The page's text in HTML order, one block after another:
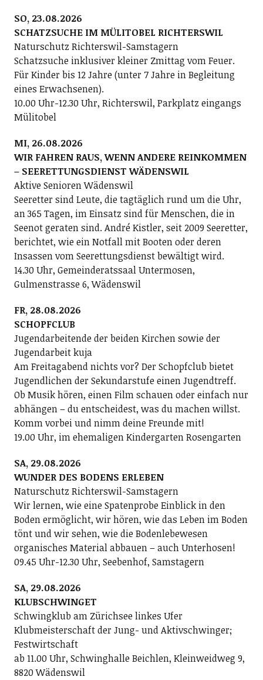
SO, 23.08.2026
SCHATZSUCHE IM MÜLITOBEL RICHTERSWIL
Naturschutz Richterswil-Samstagern
Schatzsuche inklusiver kleiner Zmittag vom Feuer.
Für Kinder bis 12 Jahre (unter 7 Jahre in Begleitung
eines Erwachsenen).
10.00 Uhr-12.30 Uhr, Richterswil, Parkplatz eingangs
Mülitobel
MI, 26.08.2026
WIR FAHREN RAUS, WENN ANDERE REINKOMMEN
– SEERETTUNGSDIENST WÄDENSWIL
Aktive Senioren Wädenswil
Seeretter sind Leute, die tagtäglich rund um die Uhr,
an 365 Tagen, im Einsatz sind für Menschen, die in
Seenot geraten sind. André Kistler, seit 2009 Seeretter,
berichtet, wie ein Notfall mit Booten oder deren
Insassen vom Seerettungsdienst bewältigt wird.
14.30 Uhr, Gemeinderatssaal Untermosen,
Gulmenstrasse 6, Wädenswil
FR, 28.08.2026
SCHOPFCLUB
Jugendarbeitende der beiden Kirchen sowie der
Jugendarbeit kuja
Am Freitagabend nichts vor? Der Schopfclub bietet
Jugendlichen der Sekundarstufe einen Jugendtreff.
Ob Musik hören, einen Film schauen oder einfach nur
abhängen – du entscheidest, was du machen willst.
Komm vorbei und nimm deine Freunde mit!
19.00 Uhr, im ehemaligen Kindergarten Rosengarten
SA, 29.08.2026
WUNDER DES BODENS ERLEBEN
Naturschutz Richterswil-Samstagern
Wir lernen, wie eine Spatenprobe Einblick in den
Boden ermöglicht, wir hören, wie das Leben im Boden
tönt und wir sehen, wie die Bodenlebewesen
organisches Material abbauen – auch Unterhosen!
09.45 Uhr-12.30 Uhr, Seebenhof, Samstagern
SA, 29.08.2026
KLUBSCHWINGET
Schwingklub am Zürichsee linkes Ufer
Klubmeisterschaft der Jung- und Aktivschwinger;
Festwirtschaft
ab 11.00 Uhr, Schwinghalle Beichlen, Kleinweidweg 9,
8820 Wädenswil